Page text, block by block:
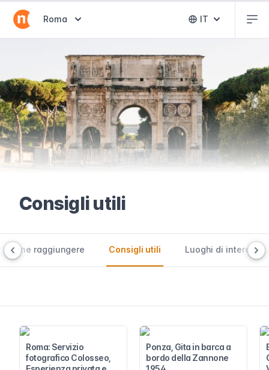
Abrir selector de destinos
Roma Abrir selector
IT
Consigli utili
come raggiungere Consigli utili Luoghi di interesse
Roma: Servizio
fotografico Colosseo,
Ponza, Gita in barca a
bordo della Zannone